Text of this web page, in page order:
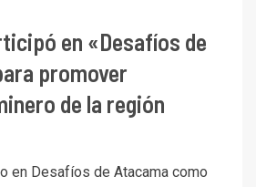
en «Desafíos de
promover
de la región
en Desafíos de Atacama como